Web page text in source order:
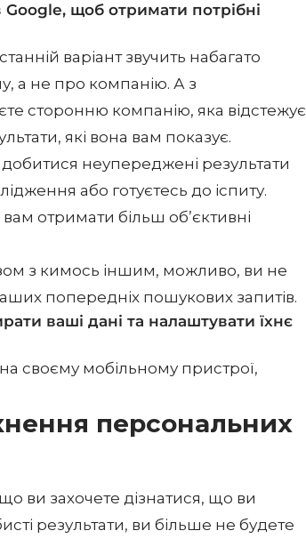
щоб отримати потрібні
варіант звучить набагато
а не про компанію. А з
сторонню компанію, яка відстежує
які вона вам показує.
неупереджені результати
або готуєтесь до іспиту.
отримати більш об’єктивні
з кимось іншим, можливо, ви не
попередніх пошукових запитів.
ваші дані та налаштувати їхнє
своєму мобільному пристрої,
персональних
ви захочете дізнатися, що ви
результати, ви більше не будете